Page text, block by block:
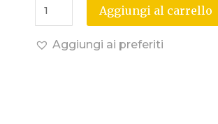
Aggiungi al carrello
Aggiungi ai preferiti